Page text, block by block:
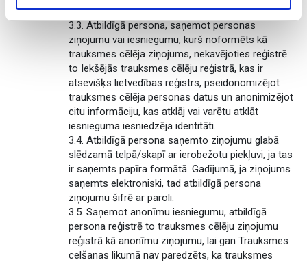
apstākļus.
3.3. Atbildīgā persona, saņemot personas
ziņojumu vai iesniegumu, kurš noformēts kā
trauksmes cēlēja ziņojums, nekavējoties reģistrē
to Iekšējās trauksmes cēlēju reģistrā, kas ir
atsevišķs lietvedības reģistrs, pseidonomizējot
trauksmes cēlēja personas datus un anonimizējot
citu informāciju, kas atklāj vai varētu atklāt
iesnieguma iesniedzēja identitāti.
3.4. Atbildīgā persona saņemto ziņojumu glabā
slēdzamā telpā/skapī ar ierobežotu piekļuvi, ja tas
ir saņemts papīra formātā. Gadījumā, ja ziņojums
saņemts elektroniski, tad atbildīgā persona
ziņojumu šifrē ar paroli.
3.5. Saņemot anonīmu iesniegumu, atbildīgā
persona reģistrē to trauksmes cēlēju ziņojumu
reģistrā kā anonīmu ziņojumu, lai gan Trauksmes
celšanas likumā nav paredzēts, ka trauksmes